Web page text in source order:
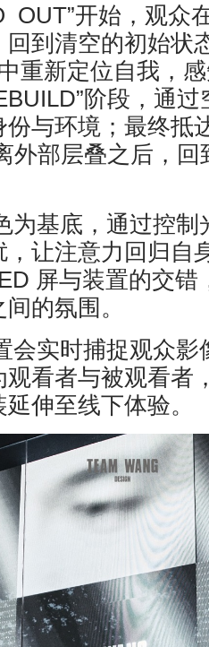
OUT”开始，观众
到清空的初始状
重新定位自我，
阶段，通
与环境；最终抵
外部层叠之后，
为基底，通过控制
让注意力回归自
屏与装置的交错
的氛围。
会实时捕捉观众影
看者与被观看者
伸至线下体验。